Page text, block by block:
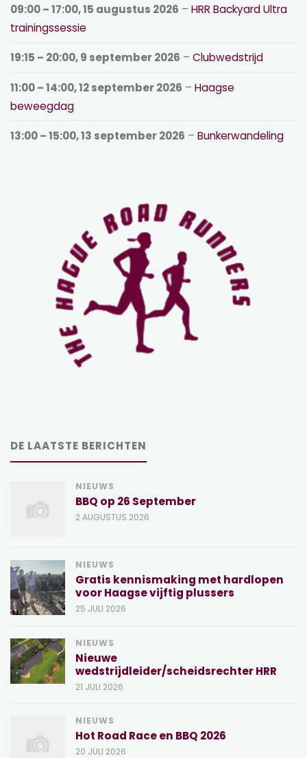
09:00– 17:00,15 augustus 2026 –HRR Backyard Ultra
trainingssessie
19:15 – 20:00,9 september 2026 –Clubwedstrijd
11:00– 14:00,12 september 2026 –Haagse
beweegdag
13:00– 15:00,13 september 2026 –Bunkerwandeling
DE LAATSTE BERICHTEN
NIEUWS
BBQ op 26 September
2 AUGUSTUS 2026
NIEUWS
Gratis kennismaking met hardlopen
voor Haagse vijftig plussers
25 JULI 2026
NIEUWS
Nieuwe
wedstrijdleider/scheidsrechter HRR
21 JULI 2026
NIEUWS
Hot Road Race en BBQ 2026
20 JULI 2026